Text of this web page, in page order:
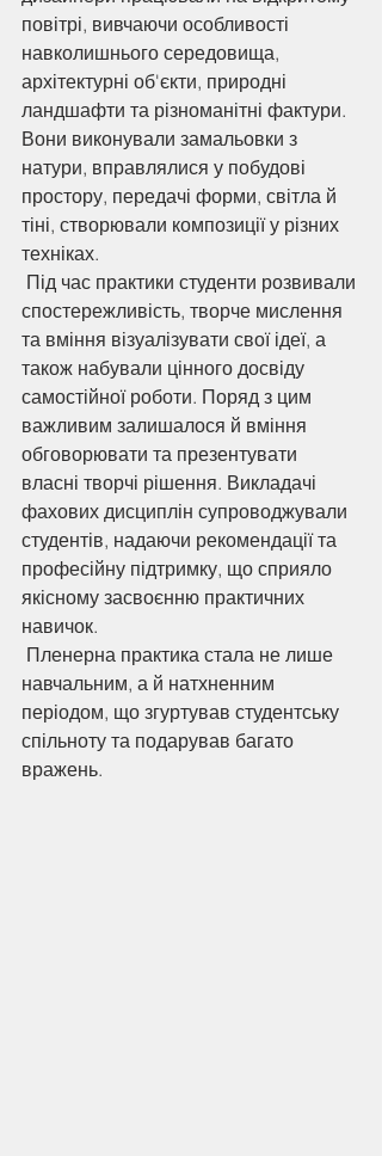
повітрі, вивчаючи особливості
навколишнього середовища,
архітектурні об'єкти, природні
ландшафти та різноманітні фактури.
Вони виконували замальовки з
натури, вправлялися у побудові
простору, передачі форми, світла й
тіні, створювали композиції у різних
техніках.
спостережливість, творче мислення
та вміння візуалізувати свої ідеї, а
також набували цінного досвіду
самостійної роботи. Поряд з цим
важливим залишалося й вміння
обговорювати та презентувати
власні творчі рішення. Викладачі
фахових дисциплін супроводжували
студентів, надаючи рекомендації та
професійну підтримку, що сприяло
якісному засвоєнню практичних
навичок.
навчальним, а й натхненним
періодом, що згуртував студентську
спільноту та подарував багато
вражень.